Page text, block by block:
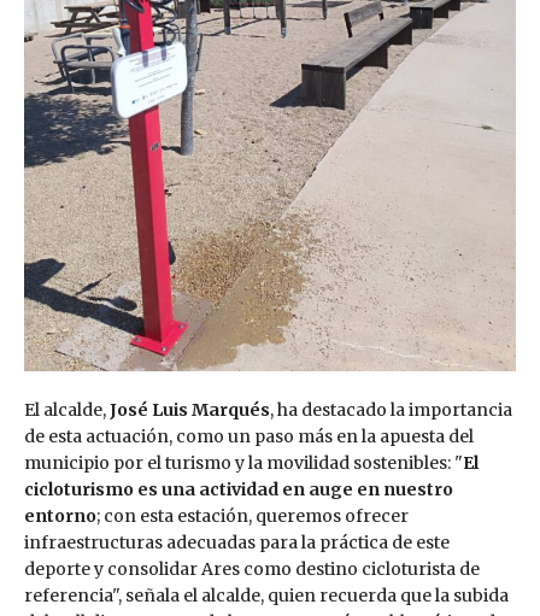
El alcalde,José Luis Marqués, ha destacado la importancia
de esta actuación, como un paso más en la apuesta del
municipio por el turismo y la movilidad sostenibles: "El
cicloturismo es una actividad en auge en nuestro
entorno; con esta estación, queremos ofrecer
infraestructuras adecuadas para la práctica de este
deporte y consolidar Ares como destino cicloturista de
referencia", señala el alcalde, quien recuerda que la subida